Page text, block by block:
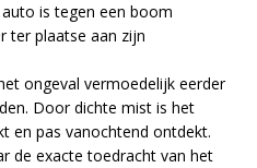
is tegen een boom
ter plaatse aan zijn
ongeval vermoedelijk eerder
Door dichte mist is het
en pas vanochtend ontdekt.
de exacte toedracht van het